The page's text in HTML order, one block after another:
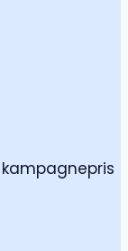
kampagnepris